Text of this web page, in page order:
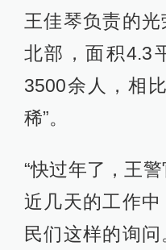
王佳琴负责的
北部，面积4.3
3500余人，相
稀”。
“快过年了，王
近几天的工作
民们这样的询